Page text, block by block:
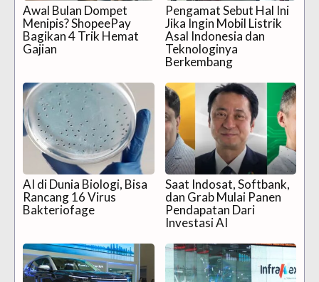
Awal Bulan Dompet
Menipis? ShopeePay
Bagikan 4 Trik Hemat
Gajian
Pengamat Sebut Hal Ini
Jika Ingin Mobil Listrik
Asal Indonesia dan
Teknologinya
Berkembang
AI di Dunia Biologi, Bisa
Rancang 16 Virus
Bakteriofage
Saat Indosat, Softbank,
dan Grab Mulai Panen
Pendapatan Dari
Investasi AI